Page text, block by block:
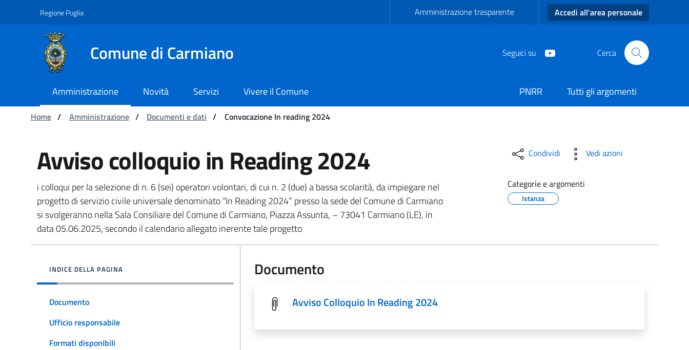
Navigazione
Salta al contenuto
Regione Puglia Amministrazione trasparente Accedi all'area personale
Comune di Carmiano Seguici su Cerca
Amministrazione Novità Servizi Vivere il Comune PNRR
Tutti gli argomenti
Ti trovi in:
Home / Amministrazione / Documenti e dati / Convocazione In reading 2024
Convocazione In reading 2024 - Comune di Carmiano
Avviso colloquio in Reading 2024
i colloqui per la selezione di n. 6 (sei) operatori volontari, di cui n. 2 (due) a bassa scolarità, da impiegare nel
progetto di servizio civile universale denominato “In Reading 2024” presso la sede del Comune di Carmiano
si svolgeranno nella Sala Consiliare del Comune di Carmiano, Piazza Assunta, – 73041 Carmiano (LE), in
data 05.06.2025, secondo il calendario allegato inerente tale progetto
Condividi Vedi azioni
Categorie e argomenti
Istanza
INDICE DELLA PAGINA
Documento
Ufficio responsabile
Formati disponibili
Documento
Avviso Colloquio In Reading 2024